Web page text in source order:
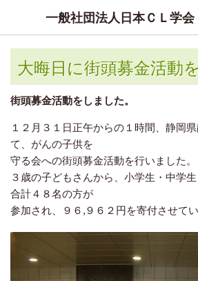
一般社団法人日本ＣＬ学会
大晦日に街頭募金活動
街頭募金活動をしました。
１２月３１日正午からの１時間、静岡
て、がんの子供を
守る会への街頭募金活動を行いました。
３歳の子どもさんから、小学生・中学
合計４８名の方が
参加され、９６,９６２円を寄付させてい